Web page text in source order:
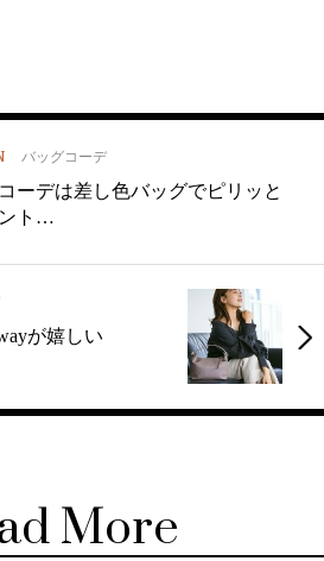
バッグコーデ
ーデは差し色バッグでピリッと
ト…
が嬉しい
More